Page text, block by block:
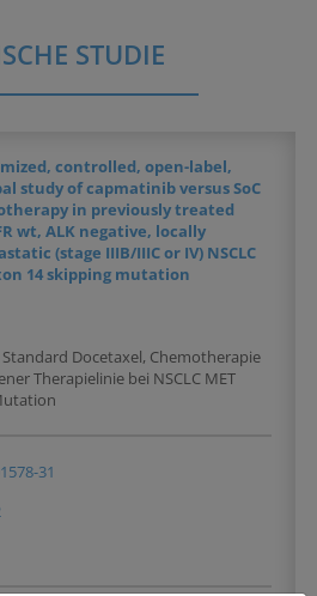
STUDIE
controlled, open-label,
study of capmatinib versus SoC
in previously treated
wt, ALK negative, locally
(stage IIIB/IIIC or IV) NSCLC
14 skipping mutation
Docetaxel, Chemotherapie
Therapielinie bei NSCLC MET
31